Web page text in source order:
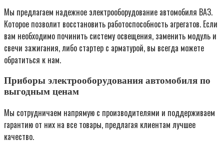
Мы предлагаем надежное электрооборудование автомобиля ВАЗ.
Которое позволит восстановить работоспособность агрегатов. Если
вам необходимо починить систему освещения, заменить модуль и
свечи зажигания, либо стартер с арматурой, вы всегда можете
обратиться к нам.
Приборы электрооборудования автомобиля по
выгодным ценам
Мы сотрудничаем напрямую с производителями и поддерживаем
гарантию от них на все товары, предлагая клиентам лучшее
качество.